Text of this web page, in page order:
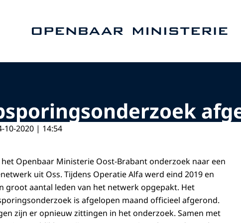
10-2020 | 14:54
het Openbaar Ministerie Oost-Brabant onderzoek naar een
uit Oss. Tijdens Operatie Alfa werd eind 2019 en
groot aantal leden van het netwerk opgepakt. Het
is afgelopen maand officieel afgerond.
zijn er opnieuw zittingen in het onderzoek. Samen met